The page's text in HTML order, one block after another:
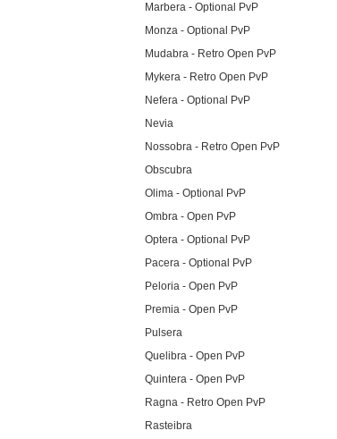
Marbera - Optional PvP
Monza - Optional PvP
Mudabra - Retro Open PvP
Mykera - Retro Open PvP
Nefera - Optional PvP
Nevia
Nossobra - Retro Open PvP
Obscubra
Olima - Optional PvP
Ombra - Open PvP
Optera - Optional PvP
Pacera - Optional PvP
Peloria - Open PvP
Premia - Open PvP
Pulsera
Quelibra - Open PvP
Quintera - Open PvP
Ragna - Retro Open PvP
Rasteibra